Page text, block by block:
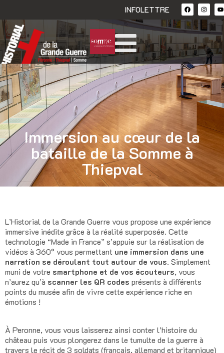
INFOLETTRE
Immersion au cœur de la
bataille de la Somme à
Thiepval
L’Historial de la Grande Guerre vous propose une expérience
immersive inédite grâce à la réalité superposée. Cette
technologie “Made in France” s’appuie sur la réalisation de
vidéos à 360° vous permettant une immersion dans une
narration se déroulant tout autour de vous. Simplement
muni de votre smartphone et de vos écouteurs, vous
n’aurez qu’à scanner les QR codes présents à différents
points du musée afin de vivre cette expérience riche en
émotions !
À Peronne, vous vous laisserez ainsi conter l’histoire du
château puis vous plongerez dans le tumulte de la guerre à
travers le récit de 3 soldats (français, allemand et britannique)